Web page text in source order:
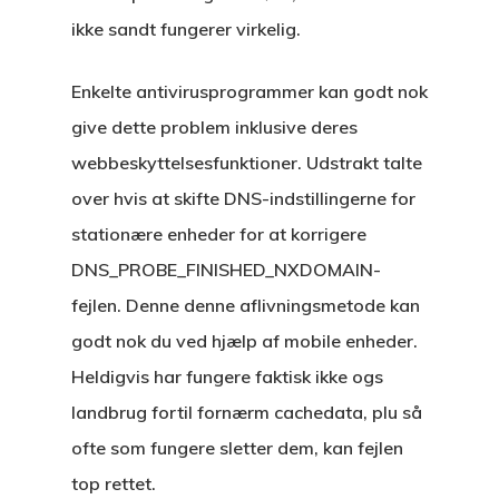
ikke sandt fungerer virkelig.
Enkelte antivirusprogrammer kan godt nok
give dette problem inklusive deres
webbeskyttelsesfunktioner. Udstrakt talte
over hvis at skifte DNS-indstillingerne for
stationære enheder for at korrigere
DNS_PROBE_FINISHED_NXDOMAIN-
fejlen. Denne denne aflivningsmetode kan
godt nok du ved hjælp af mobile enheder.
Heldigvis har fungere faktisk ikke ogs
landbrug fortil fornærm cachedata, plu så
ofte som fungere sletter dem, kan fejlen
top rettet.